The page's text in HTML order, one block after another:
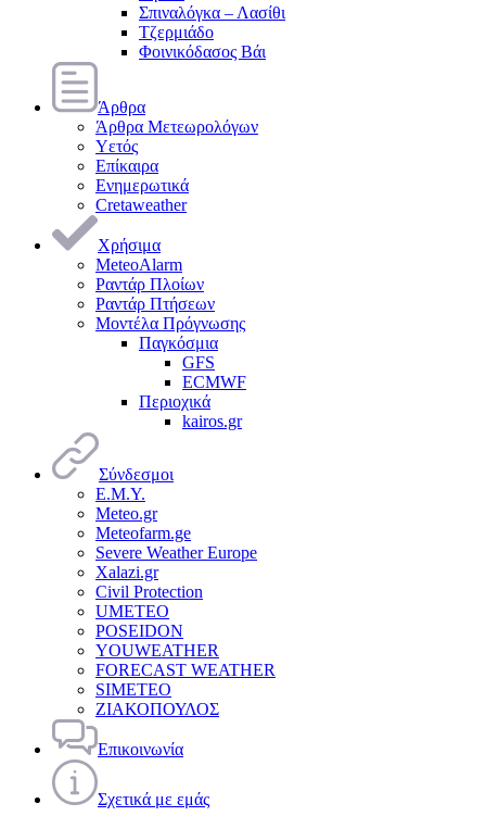
Σπιναλόγκα – Λασίθι
Τζερμιάδο
Φοινικόδασος Βάι
Άρθρα
Άρθρα Μετεωρολόγων
Υετός
Επίκαιρα
Ενημερωτικά
Cretaweather
Χρήσιμα
MeteoAlarm
Ραντάρ Πλοίων
Ραντάρ Πτήσεων
Μοντέλα Πρόγνωσης
Παγκόσμια
GFS
ECMWF
Περιοχικά
kairos.gr
Σύνδεσμοι
Ε.Μ.Υ.
Meteo.gr
Meteofarm.ge
Severe Weather Europe
Xalazi.gr
Civil Protection
UMETEO
POSEIDON
YOUWEATHER
FORECAST WEATHER
SIMETEO
ΖΙΑΚΟΠΟΥΛΟΣ
Επικοινωνία
Σχετικά με εμάς